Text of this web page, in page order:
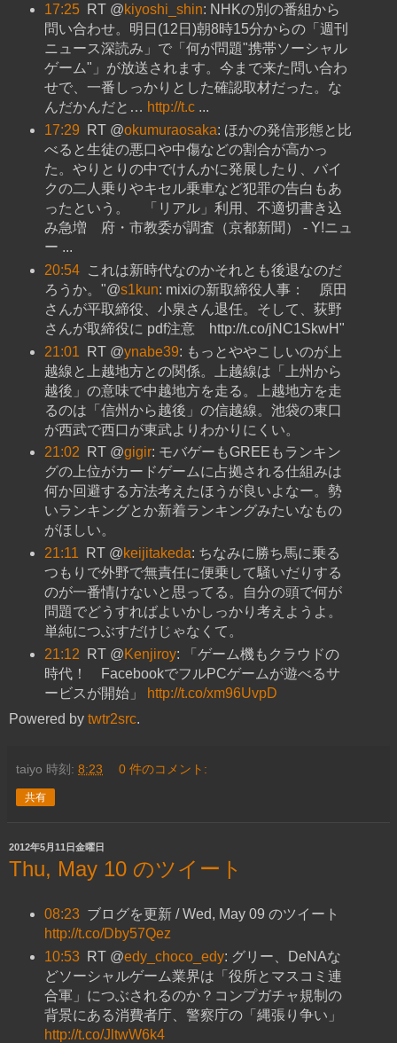
17:25 RT @kiyoshi_shin: NHKの別の番組から
問い合わせ。明日(12日)朝8時15分からの「週刊
ニュース深読み」で「何が問題"携帯ソーシャル
ゲーム"」が放送されます。今まで来た問い合わ
せで、一番しっかりとした確認取材だった。な
んだかんだと… http://t.c...
17:29
RT @okumuraosaka: ほかの発信形態と比
べると生徒の悪口や中傷などの割合が高かっ
た。やりとりの中でけんかに発展したり、バイ
クの二人乗りやキセル乗車など犯罪の告白もあ
ったという。 「リアル」利用、不適切書き込
み急増 府・市教委が調査（京都新聞） - Y!ニュ
ー ...
20:54
これは新時代なのかそれとも後退なのだ
ろうか。"@s1kun: mixiの新取締役人事： 原田
さんが平取締役、小泉さん退任。そして、荻野
さんが取締役に pdf注意 http://t.co/jNC1SkwH"
21:01
RT @ynabe39: もっとややこしいのが上
越線と上越地方との関係。上越線は「上州から
越後」の意味で中越地方を走る。上越地方を走
るのは「信州から越後」の信越線。池袋の東口
が西武で西口が東武よりわかりにくい。
21:02
RT @gigir: モバゲーもGREEもランキン
グの上位がカードゲームに占拠される仕組みは
何か回避する方法考えたほうが良いよなー。勢
いランキングとか新着ランキングみたいなもの
がほしい。
21:11
RT @keijitakeda: ちなみに勝ち馬に乗る
つもりで外野で無責任に便乗して騒いだりする
のが一番情けないと思ってる。自分の頭で何が
問題でどうすればよいかしっかり考えようよ。
単純につぶすだけじゃなくて。
21:12
RT @Kenjiroy: 「ゲーム機もクラウドの
時代！ FacebookでフルPCゲームが遊べるサ
ービスが開始」
http://t.co/xm96UvpD
Powered by twtr2src.
taiyo 時刻: 8:23 0 件のコメント:
共有
2012年5月11日金曜日
Thu, May 10 のツイート
08:23 ブログを更新 / Wed, May 09 のツイート
http://t.co/Dby57Qez
10:53
RT @edy_choco_edy: グリー、DeNAな
どソーシャルゲーム業界は「役所とマスコミ連
合軍」につぶされるのか？コンプガチャ規制の
背景にある消費者庁、警察庁の「縄張り争い」
http://t.co/JltwW6k4